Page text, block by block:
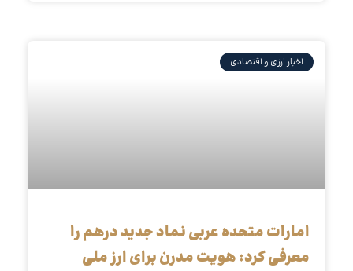
اخبار ارزی و اقتصادی
امارات متحده عربی نماد جدید درهم را
معرفی کرد: هویت مدرن برای ارز ملی